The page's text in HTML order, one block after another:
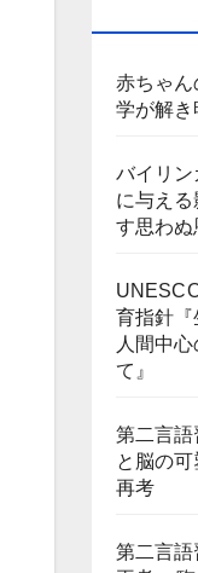
赤ちゃ
学が解
バイリ
に与え
す思わぬ
育指針
人間中
て』
第二言語
と脳の
再考
第二言